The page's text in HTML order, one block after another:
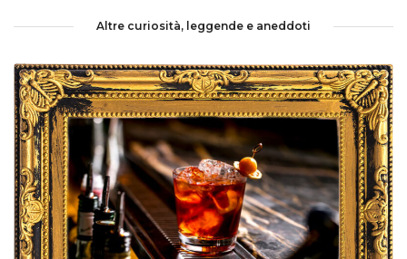
Altre curiosità, leggende e aneddoti